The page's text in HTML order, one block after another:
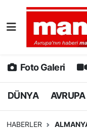
Foto Galeri
DÜNYA AVRUPA
HABERLER
DÜNYA
AVRUPA
ALMANYA
Nöbetçi
Hava Durumu
Namaz